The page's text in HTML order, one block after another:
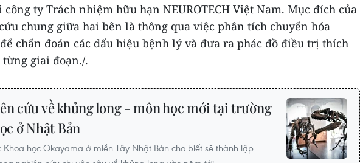
công ty Trách nhiệm hữu hạn NEUROTECH Việt Nam. Mục đích của
chung giữa hai bên là thông qua việc phân tích chuyển hóa
chẩn đoán các dấu hiệu bệnh lý và đưa ra phác đồ điều trị thích
từng giai đoạn./.
cứu về khủng long - môn học mới tại trường
ở Nhật Bản
Khoa học Okayama ở miền Tây Nhật Bản cho biết sẽ thành lập